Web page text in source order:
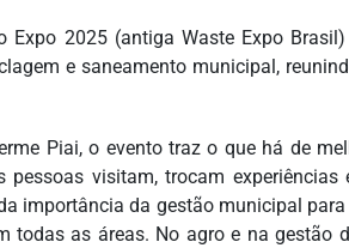
Expo 2025 (antiga Waste Expo
e saneamento municipal,
Piai, o evento traz o que há de
pessoas visitam, trocam experiências
importância da gestão municipal para
todas as áreas. No agro e na gestão